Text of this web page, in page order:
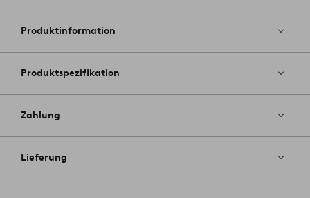
Favoriten
Produktinformation
Produktspezifikation
Zahlung
Lieferung